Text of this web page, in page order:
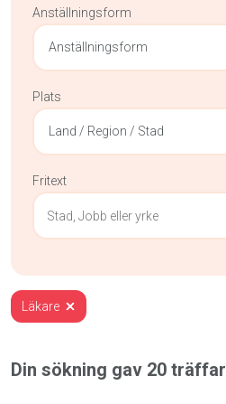
Anställningsform
Anställningsform
Plats
Land / Region / Stad
Fritext
Läkare
Din sökning gav 20 träffar